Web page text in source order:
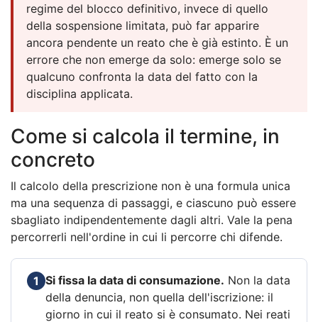
regime del blocco definitivo, invece di quello
della sospensione limitata, può far apparire
ancora pendente un reato che è già estinto. È un
errore che non emerge da solo: emerge solo se
qualcuno confronta la data del fatto con la
disciplina applicata.
Come si calcola il termine, in
concreto
Il calcolo della prescrizione non è una formula unica
ma una sequenza di passaggi, e ciascuno può essere
sbagliato indipendentemente dagli altri. Vale la pena
percorrerli nell'ordine in cui li percorre chi difende.
1 Si fissa la data di consumazione. Non la data
della denuncia, non quella dell'iscrizione: il
giorno in cui il reato si è consumato. Nei reati